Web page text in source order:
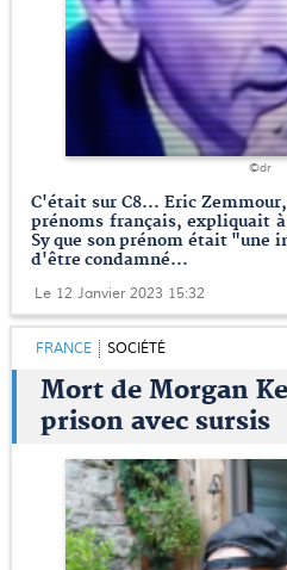
©dr
C'était sur C8... Eric
prénoms français, expliquait
Sy que son prénom était "une
d'être condamné...
Le 12 Janvier 2023 15:32
FRANCE SOCIÉTÉ
Mort de Morgan
prison avec sursis